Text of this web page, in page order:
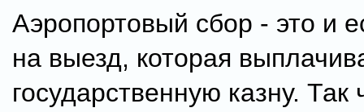
Аэропортовый сбор - это и
на выезд, которая
государственную казну. Так